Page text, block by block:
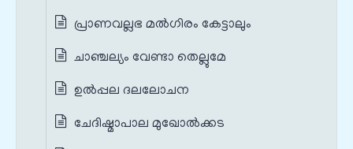
പ്രാണവല്ലഭ മൽഗിരം കേട്ടാലും
ചാഞ്ചല്യം വേണ്ടാ തെല്ലുമേ
ഉൽപ്പല ദലലോചന
ചേദിഷ്മാപാല മുഖോൽക്കട